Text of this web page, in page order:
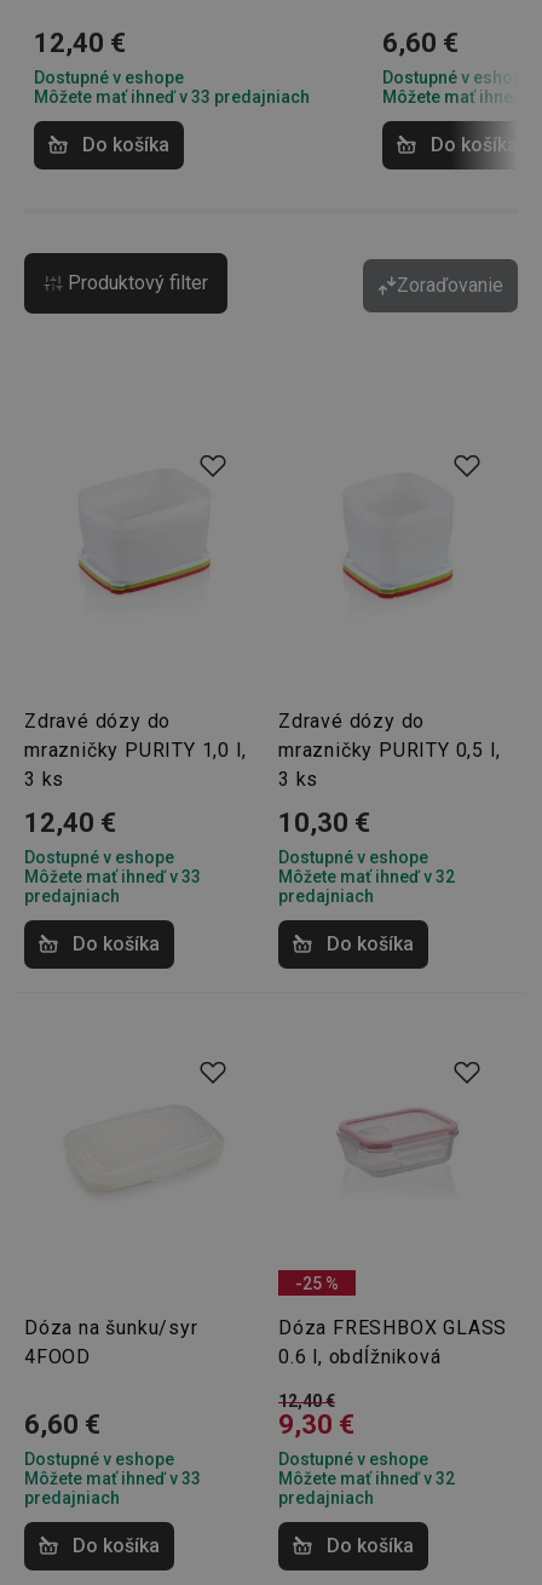
12,40 €
Dostupné v eshope
Môžete mať ihneď v 33 predajniach
Do košíka
6,60 €
Dostupné v eshope
Môžete mať ihneď
Do košíka
Produktový filter Zoraďovanie
Zdravé dózy do
mrazničky PURITY 1,0 l,
3 ks
12,40 €
Dostupné v eshope
Môžete mať ihneď v 33
predajniach
Do košíka
Zdravé dózy do
mrazničky PURITY 0,5 l,
3 ks
10,30 €
Dostupné v eshope
Môžete mať ihneď v 32
predajniach
Do košíka
Dóza na šunku/syr
4FOOD
6,60 €
Dostupné v eshope
Môžete mať ihneď v 33
predajniach
Do košíka
-25 %
Dóza FRESHBOX GLASS
0.6 l, obdĺžniková
12,40 €
9,30 €
Dostupné v eshope
Môžete mať ihneď v 32
predajniach
Do košíka